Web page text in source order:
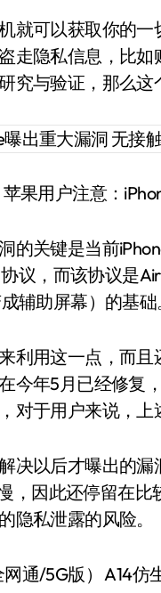
就可以获取你的
走隐私信息，比
究与验证，那么这
苹果用户注意：
的关键是当前
议，而该协议是
辅助屏幕）的基础
利用这一点，而
今年5月已经修复
对于用户来说，上
决以后才曝出的
，因此还停留在
隐私泄露的风险。
网通/5G版） A14